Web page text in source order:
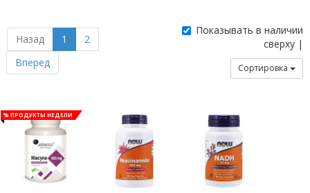
Назад 1
2
Вперед
Показывать в наличии
сверху |
Сортировка
% Продукты недели